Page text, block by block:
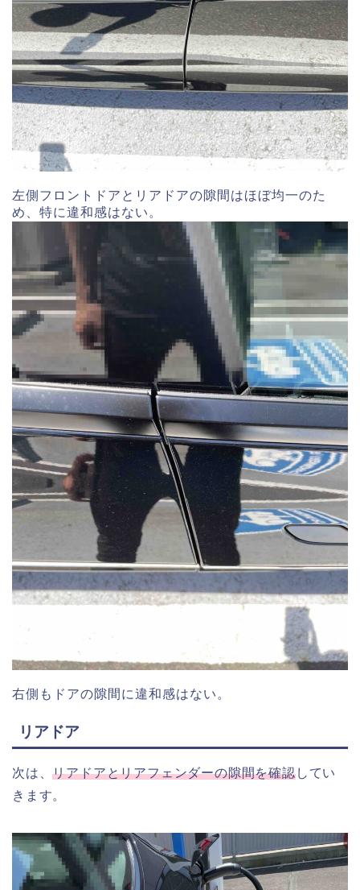
左側フロントドアとリアドアの隙間はほぼ均一のた
め、特に違和感はない。
右側もドアの隙間に違和感はない。
リアドア
次は、リアドアとリアフェンダーの隙間を確認してい
きます。